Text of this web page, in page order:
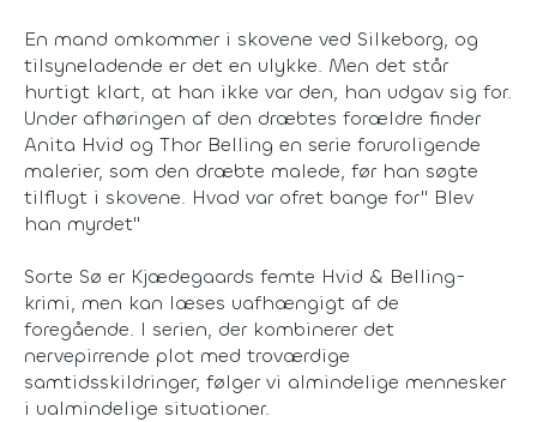
En mand omkommer i skovene ved Silkeborg, og
tilsyneladende er det en ulykke. Men det står
hurtigt klart, at han ikke var den, han udgav sig for.
Under afhøringen af den dræbtes forældre finder
Anita Hvid og Thor Belling en serie foruroligende
malerier, som den dræbte malede, før han søgte
tilflugt i skovene. Hvad var ofret bange for" Blev
han myrdet"
Sorte Sø er Kjædegaards femte Hvid & Belling-
krimi, men kan læses uafhængigt af de
foregående. I serien, der kombinerer det
nervepirrende plot med troværdige
samtidsskildringer, følger vi almindelige mennesker
i ualmindelige situationer.